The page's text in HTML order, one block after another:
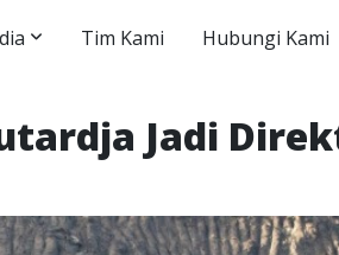
Tim Kami Hubungi Kami
Jadi